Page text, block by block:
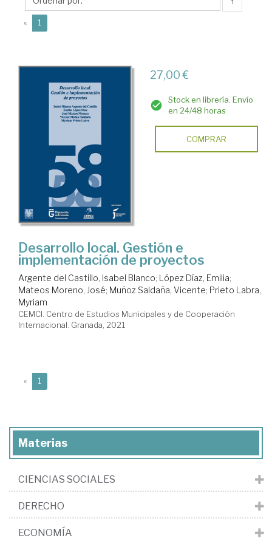
« 1
27,00 €
Stock en librería. Envío
en 24/48 horas
COMPRAR
Desarrollo local. Gestión e
implementación de proyectos
Argente del Castillo, Isabel Blanco; López Díaz, Emilia;
Mateos Moreno, José; Muñoz Saldaña, Vicente; Prieto Labra,
Myriam
CEMCI. Centro de Estudios Municipales y de Cooperación
Internacional. Granada, 2021
« 1
Materias
CIENCIAS SOCIALES
DERECHO
ECONOMÍA